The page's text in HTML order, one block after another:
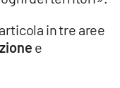
in tre aree
e